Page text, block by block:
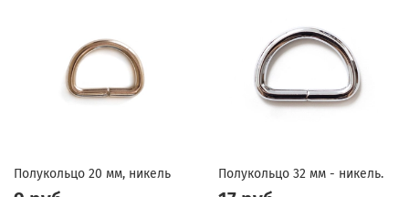
Полукольцо 20 мм, никель Полукольцо 32 мм - никель.